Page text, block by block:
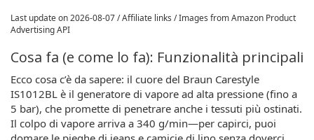
Last update on 2026-08-07 / Affiliate links / Images from Amazon Product
Advertising API
Cosa fa (e come lo fa): Funzionalità principali
Ecco cosa c’è da sapere: il cuore del Braun Carestyle
IS1012BL è il generatore di vapore ad alta pressione (fino a
5 bar), che promette di penetrare anche i tessuti più ostinati.
Il colpo di vapore arriva a 340 g/min—per capirci, puoi